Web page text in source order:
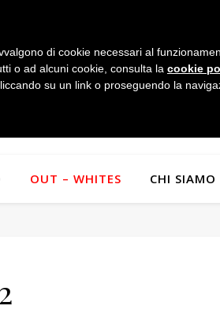
OUT – WHITES CHI SIAMO
di cookie necessari al
o ad alcuni cookie, consulta la cookie
su un link o proseguendo la